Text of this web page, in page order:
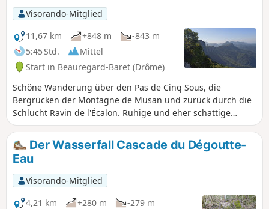
Visorando-Mitglied
11,67 km
+848 m
-843 m
5:45 Std.
Mittel
Start in Beauregard-Baret (Drôme)
Schöne Wanderung über den Pas de Cinq Sous, die
Bergrücken der Montagne de Musan und zurück durch die
Schlucht Ravin de l'Écalon. Ruhige und eher schattige
Rundwanderung.
Der Wasserfall Cascade du Dégoutte-
Eau
Visorando-Mitglied
4,21 km
+280 m
-279 m